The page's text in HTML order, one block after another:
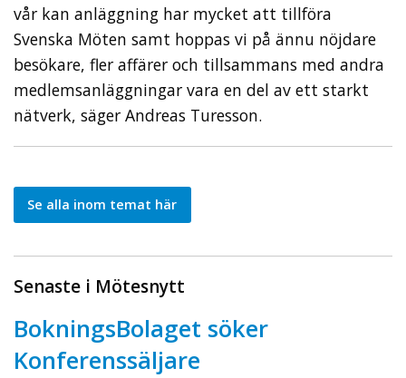
vår kan anläggning har mycket att tillföra
Svenska Möten samt hoppas vi på ännu nöjdare
besökare, fler affärer och tillsammans med andra
medlemsanläggningar vara en del av ett starkt
nätverk, säger Andreas Turesson.
Se alla inom temat här
Senaste i Mötesnytt
BokningsBolaget söker
Konferenssäljare